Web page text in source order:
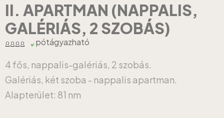
II. APARTMAN (NAPPALIS,
GALÉRIÁS, 2 SZOBÁS)
pótágyazható
4 fős, nappalis-galériás, 2 szobás.
Galériás, két szoba - nappalis apartman.
Alapterület: 81 nm